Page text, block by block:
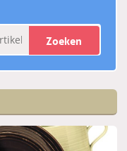
Zoeken